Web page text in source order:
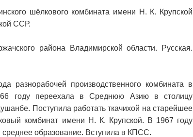
шёлкового комбината имени Н. К. Крупской
ССР.
района Владимирской области. Русская.
разнорабочей производственного комбината в
году переехала в Среднюю Азию в столицу
Поступила работать ткачихой на старейшее
комбинат имени Н. К. Крупской. В 1967 году
образование. Вступила в КПСС.